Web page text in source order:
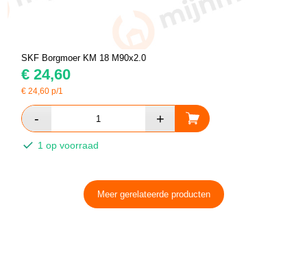
SKF Borgmoer KM 18 M90x2.0
€ 24,60
€24,60 p/1
1 op voorraad
Meer gerelateerde producten